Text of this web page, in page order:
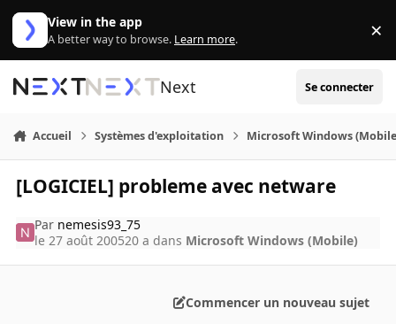
Aller au contenu
View in the app
A better way to browse. Learn more. ×
Next Se connecter
Accueil Systèmes d'exploitation Microsoft Windows
[LOGICIEL] probleme avec netware
Par nemesis93_75
le 27 août 200520 a dans Microsoft Windows (Mobile)
Commencer un nouveau sujet